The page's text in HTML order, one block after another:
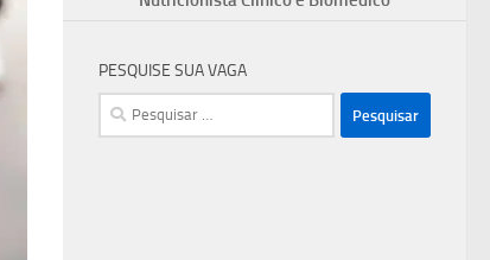
PESQUISE SUA VAGA
Pesquisar
por: